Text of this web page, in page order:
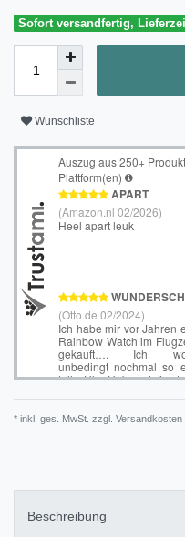
Sofort versandfertig,
Wunschliste
* inkl. ges. MwSt. zzgl. Versandkosten
Beschreibung